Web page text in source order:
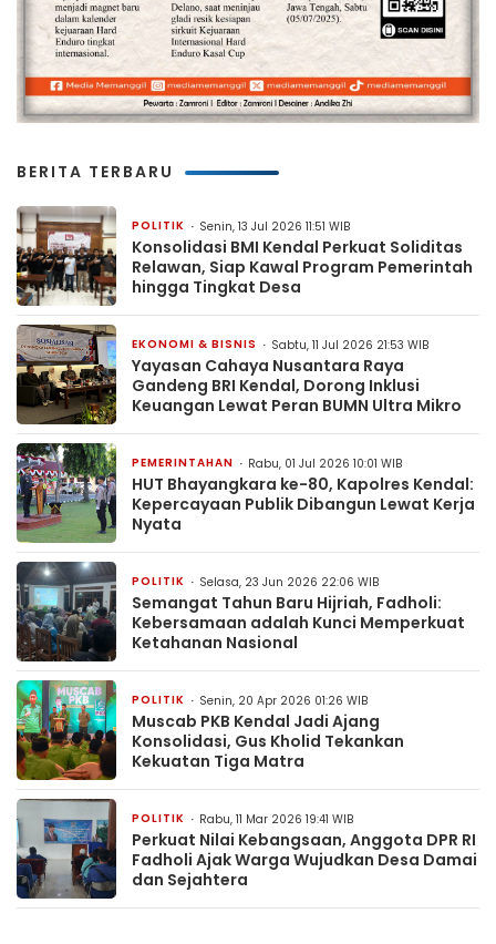
BERITA TERBARU
POLITIK Senin, 13 Jul 2026 11:51 WIB
Konsolidasi BMI Kendal Perkuat Soliditas
Relawan, Siap Kawal Program Pemerintah
hingga Tingkat Desa
EKONOMI & BISNIS Sabtu, 11 Jul 2026 21:53 WIB
Yayasan Cahaya Nusantara Raya
Gandeng BRI Kendal, Dorong Inklusi
Keuangan Lewat Peran BUMN Ultra Mikro
PEMERINTAHAN Rabu, 01 Jul 2026 10:01 WIB
HUT Bhayangkara ke-80, Kapolres Kendal:
Kepercayaan Publik Dibangun Lewat Kerja
Nyata
POLITIK Selasa, 23 Jun 2026 22:06 WIB
Semangat Tahun Baru Hijriah, Fadholi:
Kebersamaan adalah Kunci Memperkuat
Ketahanan Nasional
POLITIK Senin, 20 Apr 2026 01:26 WIB
Muscab PKB Kendal Jadi Ajang
Konsolidasi, Gus Kholid Tekankan
Kekuatan Tiga Matra
POLITIK Rabu, 11 Mar 2026 19:41 WIB
Perkuat Nilai Kebangsaan, Anggota DPR RI
Fadholi Ajak Warga Wujudkan Desa Damai
dan Sejahtera